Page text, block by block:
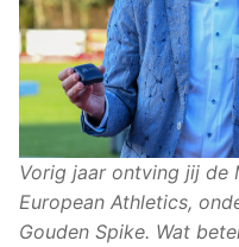
Vorig jaar ontving jij de
European Athletics,
Gouden Spike. Wat